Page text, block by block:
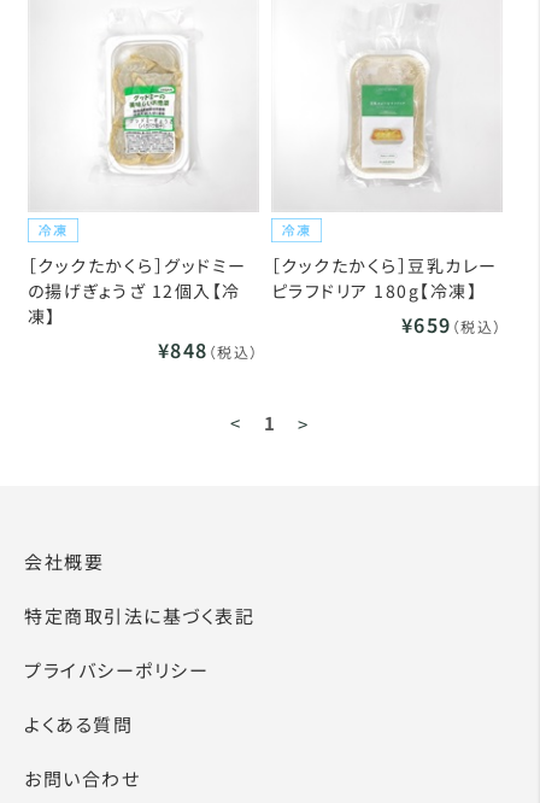
［クックたかくら］グッドミー
の揚げぎょうざ 12個入【冷
凍】
¥848 （税込）
［クックたかくら］豆乳カレー
ピラフドリア 180g【冷凍】
¥659 （税込）
< 1 >
会社概要
特定商取引法に基づく表記
プライバシーポリシー
よくある質問
お問い合わせ